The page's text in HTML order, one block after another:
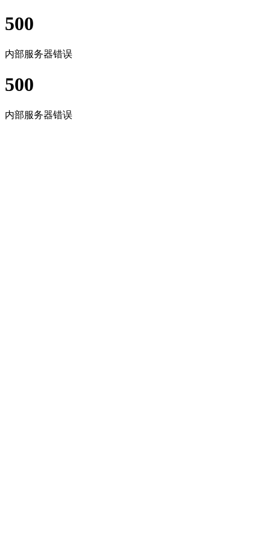
500
内部服务器错误
500
内部服务器错误